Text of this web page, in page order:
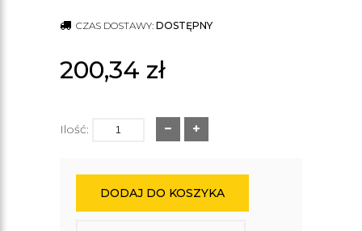
CZAS DOSTAWY: DOSTĘPNY
200,34 zł
Ilość:
DODAJ DO KOSZYKA